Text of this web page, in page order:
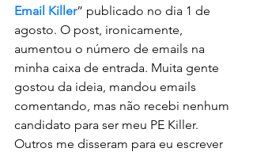
Email Killer” publicado no dia 1 de
agosto. O post, ironicamente,
aumentou o número de emails na
minha caixa de entrada. Muita gente
gostou da ideia, mandou emails
comentando, mas não recebi nenhum
candidato para ser meu PE Killer.
Outros me disseram para eu escrever